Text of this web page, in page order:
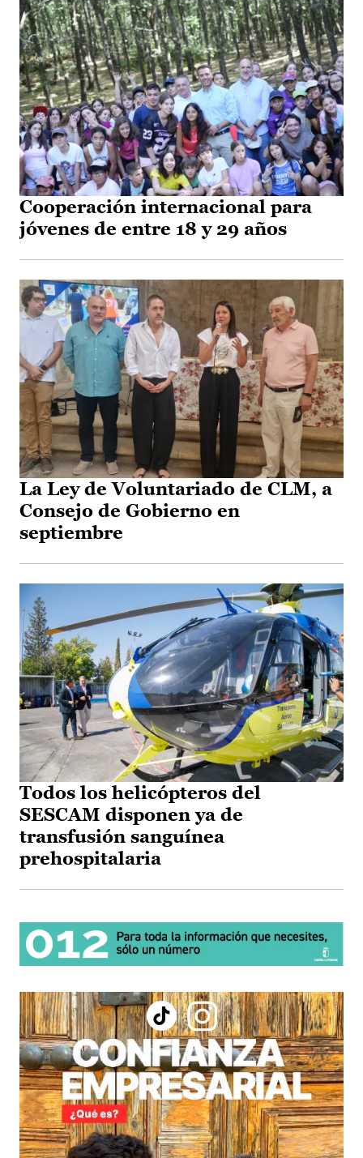
Cooperación internacional para
jóvenes de entre 18 y 29 años
La Ley de Voluntariado de CLM, a
Consejo de Gobierno en
septiembre
Todos los helicópteros del
SESCAM disponen ya de
transfusión sanguínea
prehospitalaria